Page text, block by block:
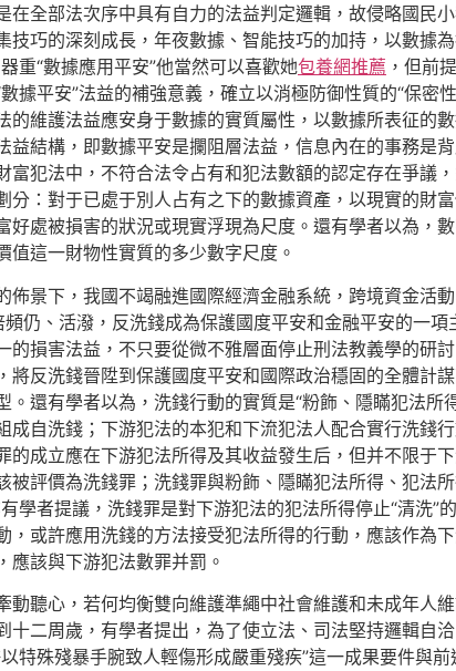
在全部法次序中具有自力的法益判定邏輯，故侵略國民
技巧的深刻成長，年夜數據、智能技巧的加持，以數據
重“數據應用平安”他當然可以喜歡她包養網推薦 ，但前
據平安”法益的補強意義，確立以消極防御性質的“保
的維護法益應安身于數據的實質屬性，以數據所表征
益結構，即數據平安是攔阻層法益，信息內在的事務是
富犯法中，不符合法令占有和犯法數額的認定存在爭議
分：對于已處于別人占有之下的數據資產，以現實的財
好處被損害的狀況或現實浮現為尺度。還有學者以為，
值這一財物性實質的多少數字尺度。
佈景下，我國不竭融進國際經濟金融系統，跨境資金活
仍、活潑，反洗錢成為保護國度平安和金融平安的一
的損害法益，不只要從微不雅層面停止刑法教義學的研
將反洗錢晉陞到保護國度平安和國際政治穩固的全體計
。還有學者以為，洗錢行動的實質是“粉飾、隱瞞犯法
成自洗錢；下游犯法的本犯和下流犯法人配合實行洗錢
的成立應在下游犯法所得及其收益發生后，但并不限于
被評價為洗錢罪；洗錢罪與粉飾、隱瞞犯法所得、犯法
學者提議，洗錢罪是對下游犯法的犯法所得停止“清洗
，或許應用洗錢的方法接受犯法所得的行動，應該作為
應該與下游犯法數罪并罰。
動聽心，若何均衡雙向維護準繩中社會維護和未成年人
十二周歲，有學者提出，為了使立法、司法堅持邏輯自
特殊殘暴手腕致人輕傷形成嚴重殘疾”這一成果要件與